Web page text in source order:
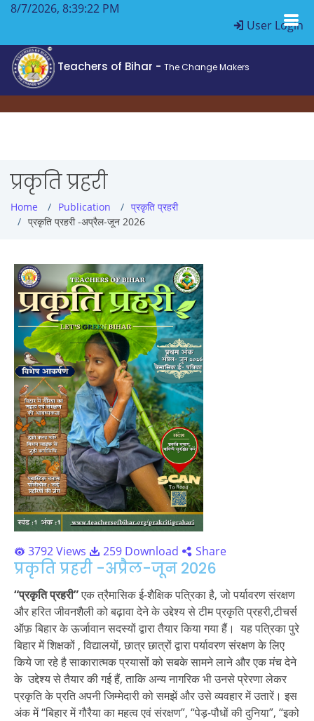
8/7/2026, 8:39:22 PM
User Login
Teachers of Bihar - The Change Makers
प्रकृति प्रहरी
Home Publication
प्रकृति प्रहरी
प्रकृति प्रहरी -अप्रैल-जून 2026
3792 Views 259 Download Share
प्रकृति प्रहरी -अप्रैल-जून 2026
“प्रकृति प्रहरी”एक त्रैमासिक ई-शैक्षिक पत्रिका है, जो पर्यावरण संरक्षण
और हरित जीवनशैली को बढ़ावा देने के उद्देश्य से टीम प्रकृति प्रहरी,टीचर्स
ऑफ़ बिहार के ऊर्जावान सदस्यों द्वारा तैयार किया गया हैं। यह पत्रिका पुरे
बिहार में शिक्षकों , विद्यालयों, छात्र छात्रों द्वारा पर्यावरण संरक्षण के लिए
किये जा रहे है साकारात्मक प्रयासों को सबके सामने लाने और एक मंच देने
के उद्देश्य से तैयार की गई हैं, ताकि अन्य नागरिक भी उनसे प्रेरणा लेकर
प्रकृति के प्रति अपनी जिम्मेदारी को समझें और उसे व्यवहार में उतारें। इस
अंक में “बिहार में गौरैया का महत्व एवं संरक्षण”, “पेड़-पौधों की दुनिया”, “इको